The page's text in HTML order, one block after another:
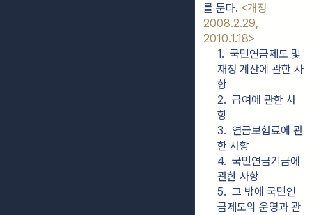
를 둔다. <개정
2008.2.29,
2010.1.18>
1.  국민연금제도 및
재정 계산에 관한 사
항
2.  급여에 관한 사
항
3.  연금보험료에 관
한 사항
4.  국민연금기금에
관한 사항
5.  그 밖에 국민연
금제도의 운영과 관